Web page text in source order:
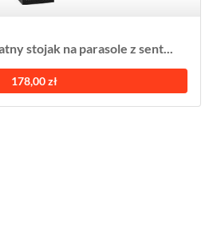
stojak na parasole z sent...
178,00 zł